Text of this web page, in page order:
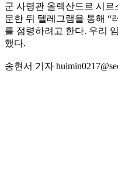
군 사령관 올렉산드르 시
문한 뒤 텔레그램을 통해 “
를 점령하려고 한다. 우리
했다.
송현서 기자